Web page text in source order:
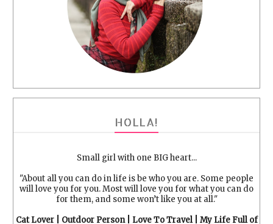
HOLLA!
Small girl with one BIG heart...
"About all you can do in life is be who you are. Some people
will love you for you. Most will love you for what you can do
for them, and some won’t like you at all."
Cat Lover | Outdoor Person | Love To Travel | My Life Full of